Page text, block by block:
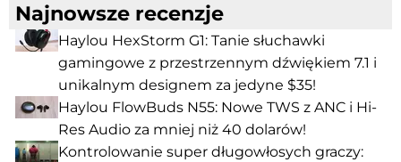
Najnowsze recenzje
Haylou HexStorm G1: Tanie słuchawki
gamingowe z przestrzennym dźwiękiem 7.1 i
unikalnym designem za jedyne $35!
Haylou FlowBuds N55: Nowe TWS z ANC i Hi-
Res Audio za mniej niż 40 dolarów!
Kontrolowanie super długowłosych graczy: